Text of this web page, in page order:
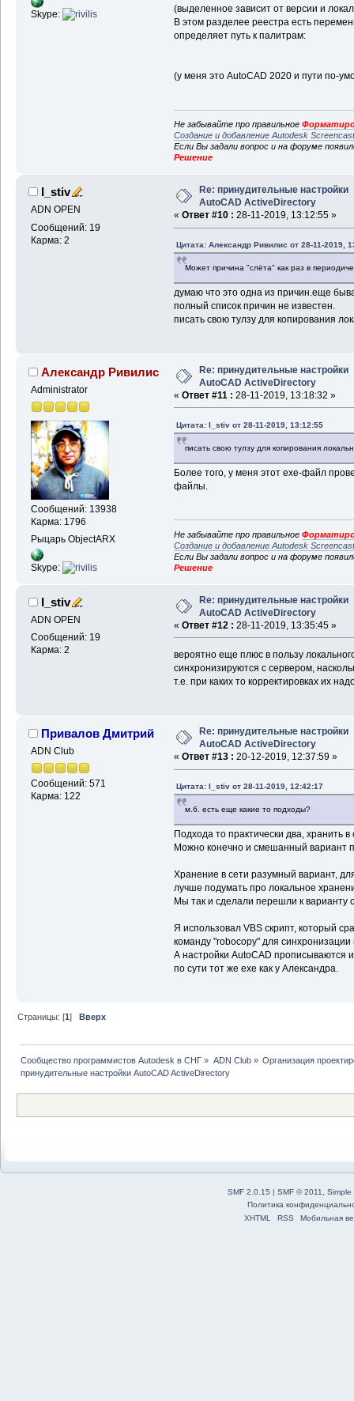
Skype:
(выделенное зависит от версии и
В этом разделее реестра есть
определяет путь к палитрам:
(у меня это AutoCAD 2020 и пути по-
Не забывайте про правильное
Создание и добавление Autodesk
Если Вы задали вопрос и на форуме
Решение
I_stiv
ADN OPEN
Сообщений: 19
Карма: 2
Re: принудительные настройки
AutoCAD ActiveDirectory
« Ответ #10 : 28-11-2019, 13:12:55 »
Цитата: Александр Ривилис от 28-11-2019,
Может причина "слёта" как раз в
думаю что это одна из причин.еще
полный список причин не известен.
писать свою тулзу для копирования
Александр Ривилис
Administrator
Сообщений: 13938
Карма: 1796
Рыцарь ObjectARX
Skype:
Re: принудительные настройки
AutoCAD ActiveDirectory
« Ответ #11 : 28-11-2019, 13:18:32 »
Цитата: I_stiv от 28-11-2019, 13:12:55
писать свою тулзу для копирования
Более того, у меня этот exe-файл
файлы.
Не забывайте про правильное
Создание и добавление Autodesk
Если Вы задали вопрос и на форуме
Решение
I_stiv
ADN OPEN
Сообщений: 19
Карма: 2
Re: принудительные настройки
AutoCAD ActiveDirectory
« Ответ #12 : 28-11-2019, 13:35:45 »
вероятно еще плюс в пользу
синхронизируются с сервером,
т.е. при каких то корректировках их
Привалов Дмитрий
ADN Club
Сообщений: 571
Карма: 122
Re: принудительные настройки
AutoCAD ActiveDirectory
« Ответ #13 : 20-12-2019, 12:37:59 »
Цитата: I_stiv от 28-11-2019, 12:42:17
м.б. есть еще какие то подходы?
Подхода то практически два, хранить
Можно конечно и смешанный вариант
Хранение в сети разумный вариант,
лучше подумать про локальное
Мы так и сделали перешли к варианту
Я использовал VBS скрипт, который
команду "robocopy" для
А настройки AutoCAD прописываются
по сути тот же exe как у Александра.
Страницы: [1] Вверх
Сообщество программистов Autodesk в СНГ » ADN Club» Организация
принудительные настройки AutoCAD ActiveDirectory
SMF 2.0.15 | SMF © 2011, Simple
Политика
XHTML
RSS Мобильная